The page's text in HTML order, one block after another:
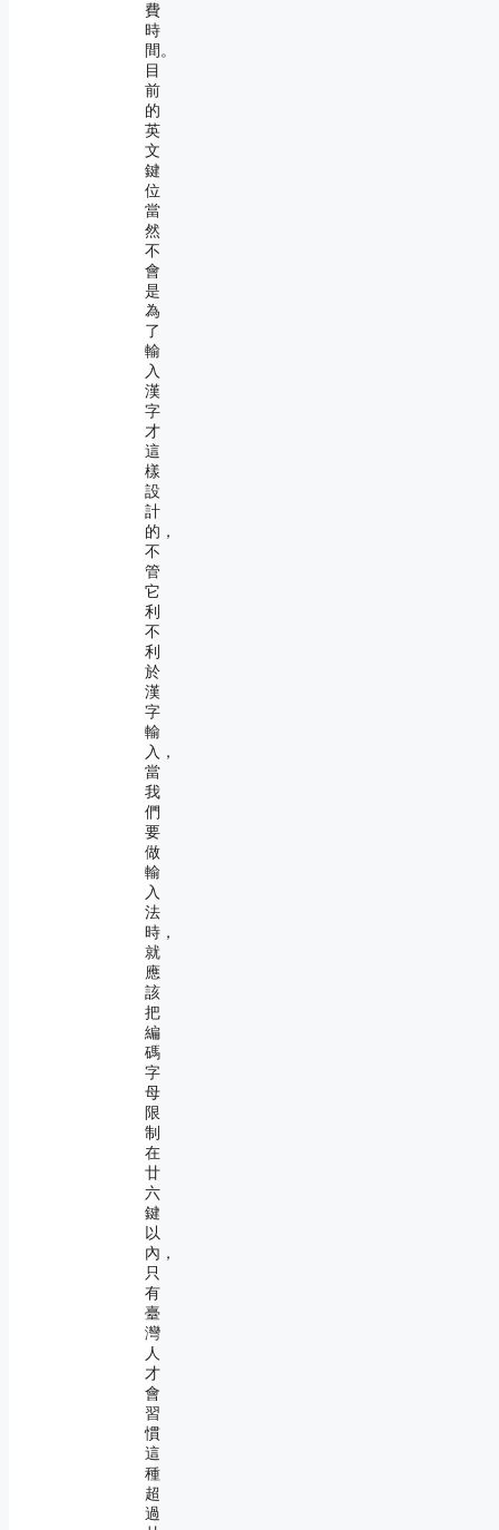
費
時
間。
目
前
的
英
文
鍵
位
當
然
不
會
是
為
了
輸
入
漢
字
才
這
樣
設
計
的，
不
管
它
利
不
利
於
漢
字
輸
入，
當
我
們
要
做
輸
入
法
時，
就
應
該
把
編
碼
字
母
限
制
在
廿
六
鍵
以
內，
只
有
臺
灣
人
才
會
習
慣
這
種
超
過